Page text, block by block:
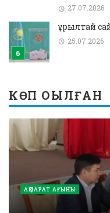
27.07.2026
Құрылтай
25.07.2026
КӨП ОҚЫЛҒАН
АҚПАРАТ АҒЫНЫ